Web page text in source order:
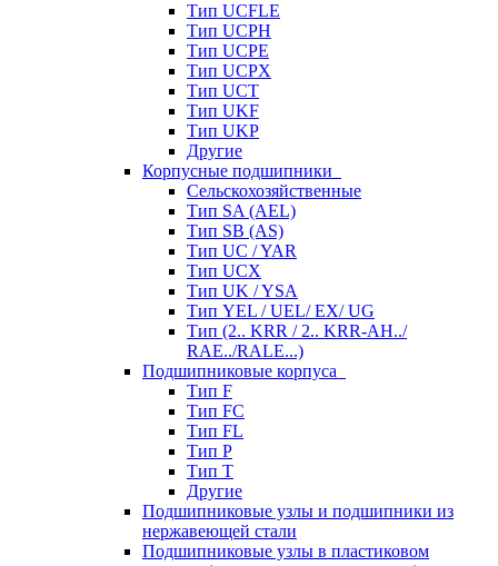
Тип UCFLE
Тип UCPH
Тип UCPE
Тип UCPX
Тип UCT
Тип UKF
Тип UKP
Другие
Корпусные подшипники
Сельскохозяйственные
Тип SA (AEL)
Тип SB (AS)
Тип UC / YAR
Тип UCX
Тип UK / YSA
Тип YEL / UEL/ EX/ UG
Тип (2.. KRR / 2.. KRR-AH../
RAE../RALE...)
Подшипниковые корпуса
Тип F
Тип FC
Тип FL
Тип P
Тип T
Другие
Подшипниковые узлы и подшипники из
нержавеющей стали
Подшипниковые узлы в пластиковом